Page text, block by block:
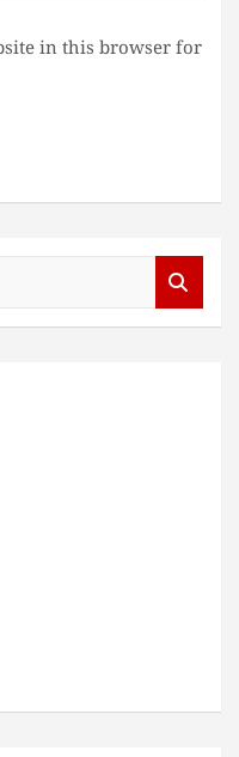
in this browser for